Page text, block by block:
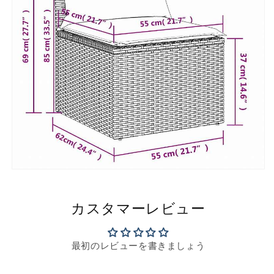
カスタマーレビュー
最初のレビューを書きましょう